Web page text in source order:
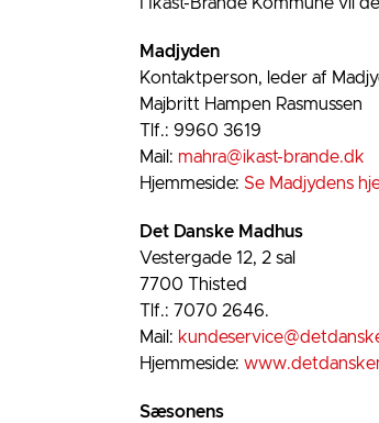
I Ikast-Brande Kommune vil
Madjyden
Kontaktperson, leder af
Majbritt Hampen Rasmussen
Tlf.: 9960 3619
Mail: mahra@ikast-brande.dk
Hjemmeside: Se Madjydens
Det Danske Madhus
Vestergade 12, 2 sal
7700 Thisted
Tlf.: 7070 2646.
Mail:
Hjemmeside:
Sæsonens